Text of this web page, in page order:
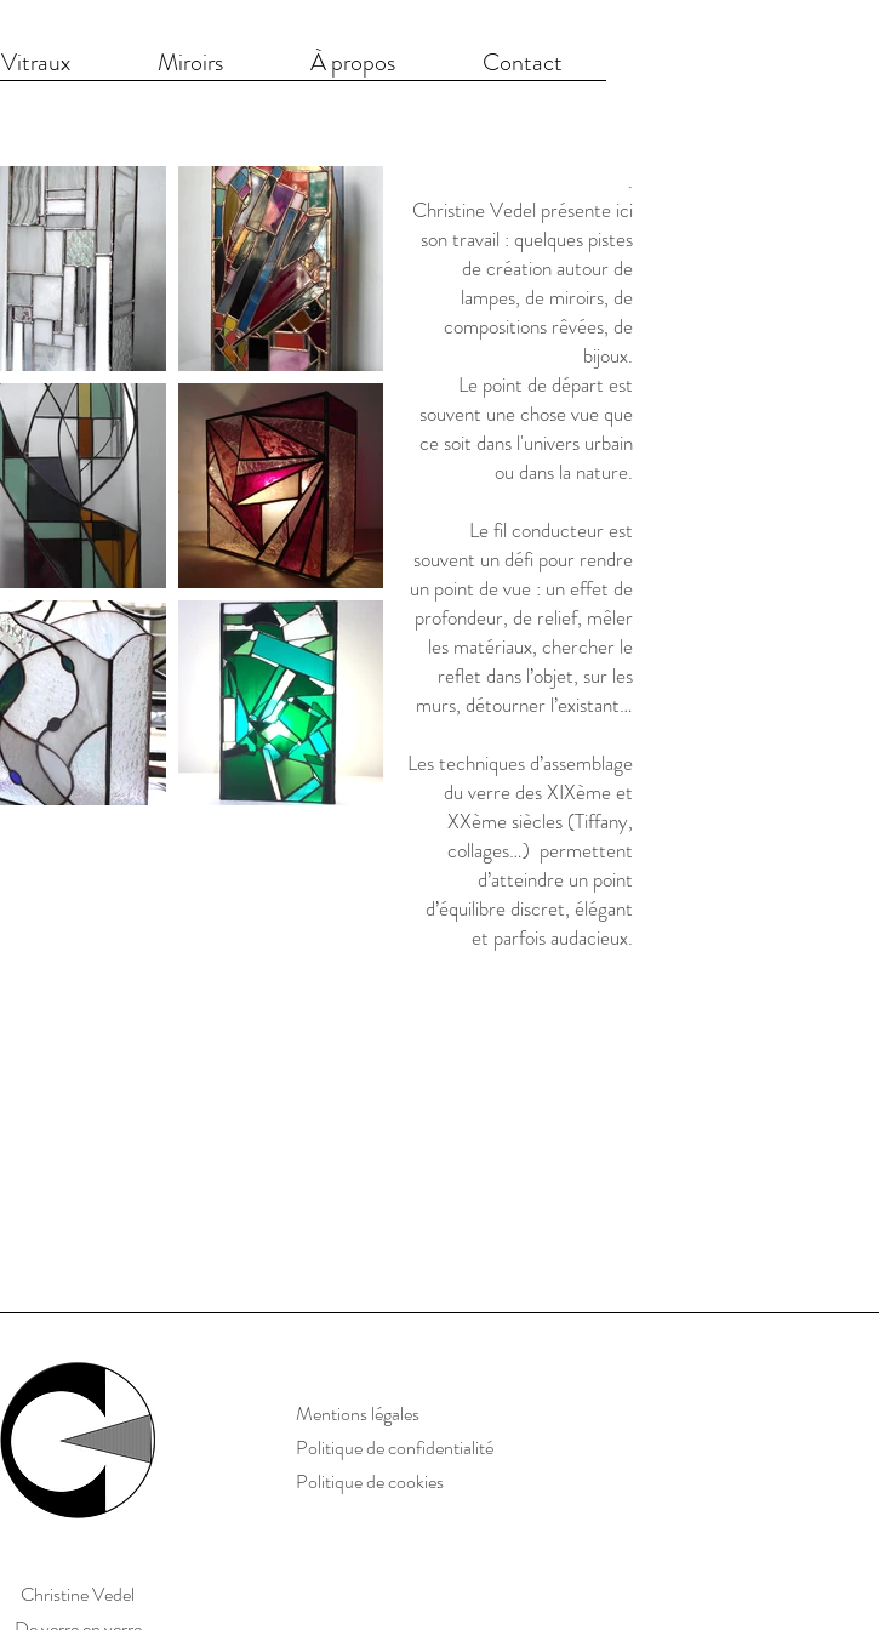
Vitraux Miroirs À propos Contact
.
Christine Vedel présente ici
son travail : quelques pistes
de création autour de
lampes, de miroirs, de
compositions rêvées, de
bijoux.
Le point de départ est
souvent une chose vue que
ce soit dans l'univers urbain
ou dans la nature.
Le fil conducteur est
souvent un défi pour rendre
un point de vue : un effet de
profondeur, de relief, mêler
les matériaux, chercher le
reflet dans l’objet, sur les
murs, détourner l’existant…
Les techniques d’assemblage
du verre des XIXème et
XXème siècles (Tiffany,
collages…) permettent
d’atteindre un point
d’équilibre discret, élégant
et parfois audacieux.
Mentions légales
Politique de confidentialité
Politique de cookies
Christine Vedel